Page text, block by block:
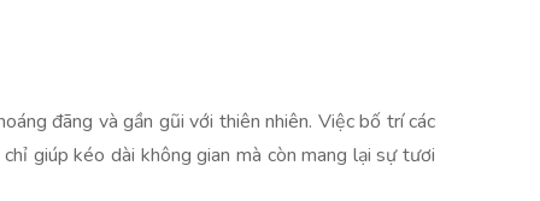
đãng và gần gũi với thiên nhiên. Việc bố trí các
giúp kéo dài không gian mà còn mang lại sự tươi